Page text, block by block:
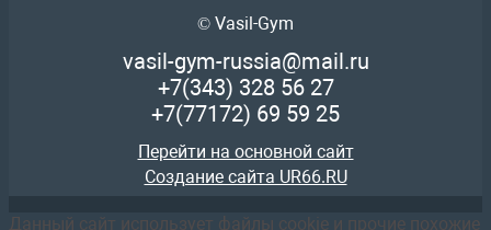
FTX-FWL56 Голень сидя Fitex Pro Профессиональный
© Vasil-Gym
vasil-gym-russia@mail.ru
+7(343) 328 56 27
+7(77172) 69 59 25
Перейти на основной сайт
Создание сайта UR66.RU
Данный сайт использует файлы cookie и прочие похожие